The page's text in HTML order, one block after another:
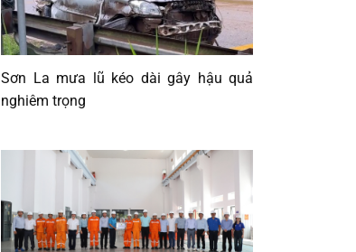
Sơn La mưa lũ kéo dài gây hậu quả
nghiêm trọng